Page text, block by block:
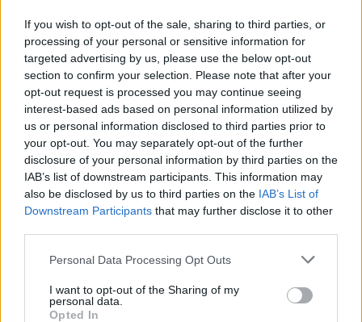
If you wish to opt-out of the sale, sharing to third parties, or
processing of your personal or sensitive information for
targeted advertising by us, please use the below opt-out
section to confirm your selection. Please note that after your
opt-out request is processed you may continue seeing
interest-based ads based on personal information utilized by
us or personal information disclosed to third parties prior to
your opt-out. You may separately opt-out of the further
disclosure of your personal information by third parties on the
IAB’s list of downstream participants. This information may
also be disclosed by us to third parties on the IAB’s List of
Downstream Participants that may further disclose it to other
Personal Data Processing Opt Outs
I want to opt-out of the Sharing of my
personal data.
Opted In
Page de téléchargement
https://www.petit-fichier.fr/2011/03/02/a-completer-du-07-mars-
2011-au-11-mars-2011-gpe-7a/
Copier
Partager le fichier A
COMPLETER Du 07 Mars 2011
au 11 Mars 2011 Gpe 7a.docx sur
le Web et les réseaux sociaux: